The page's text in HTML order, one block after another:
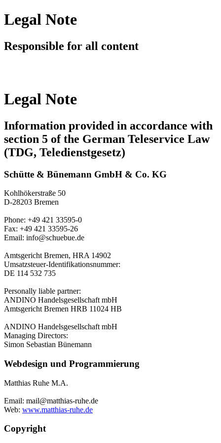
Legal Note
Responsible for all content
Legal Note
Information provided in accordance with
section 5 of the German Teleservice Law
(TDG, Teledienstgesetz)
Schütte & Bünemann GmbH & Co. KG
Kohlhökerstraße 50
D-28203 Bremen
Phone: +49 421 33595-0
Fax: +49 421 33595-26
Email: info@schuebue.de
Amtsgericht Bremen, HRA 14902
Umsatzsteuer-Identifikationsnummer:
DE 114 532 735
Personally liable partner:
ANDINO Handelsgesellschaft mbH
Amtsgericht Bremen HRB 11024 HB
ANDINO Handelsgesellschaft mbH
Managing Directors:
Simon Sebastian Bünemann
Webdesign und Programmierung
Matthias Ruhe M.A.
Email: mail@matthias-ruhe.de
Web: www.matthias-ruhe.de
Copyright